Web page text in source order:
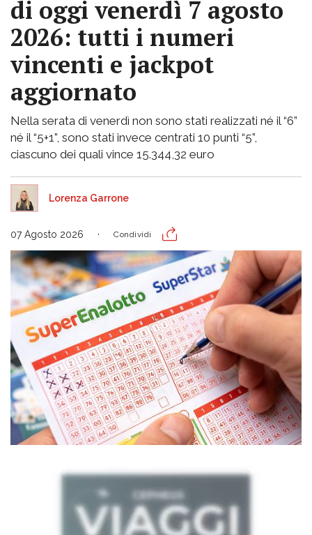
di oggi venerdì 7 agosto
2026: tutti i numeri
vincenti e jackpot
aggiornato
Nella serata di venerdì non sono stati realizzati né il “6”
né il “5+1”, sono stati invece centrati 10 punti “5”,
ciascuno dei quali vince 15.344,32 euro
Lorenza Garrone
07 Agosto 2026 Condividi